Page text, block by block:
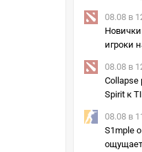
08.08 в
игроки
08.08 в
Collapse
Spirit к
08.08 в
S1mple